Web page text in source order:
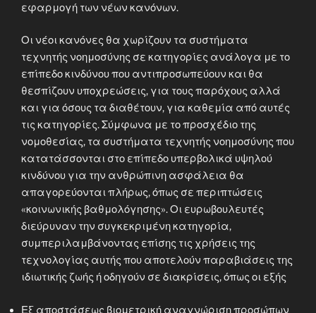
εφαρμογή των νέων κανόνων.
Οι νέοι κανόνες θα χωρίζουν τα συστήματα
τεχνητής νοημοσύνης σε κατηγορίες ανάλογα με το
επίπεδο κινδύνου που αντιπροσωπεύουν και θα
θεσπίζουν υποχρεώσεις, για τους παρόχους αλλά
και για όσους τα διαθέτουν, για καθεμία από αυτές
τις κατηγορίες. Σύμφωνα με το προσχέδιο της
νομοθεσίας, τα συστήματα τεχνητής νοημοσύνης που
κατατάσσονται στο επίπεδο υπερβολικά υψηλού
κινδύνου για την ανθρώπινη ασφάλεια θα
απαγορεύονται πλήρως, όπως σε περιπτώσεις
«κοινωνικής βαθμολόγησης». Οι ευρωβουλευτές
διεύρυναν την συγκεκριμένη κατηγορία,
συμπεριλαμβάνοντας επίσης τις χρήσεις της
τεχνολογίας αυτής που αποτελούν παραβιάσεις της
ιδιωτικής ζωής ή οδηγούν σε διακρίσεις, όπως οι εξής
Εξ αποστάσεως βιομετρική αναγνώριση προσώπων